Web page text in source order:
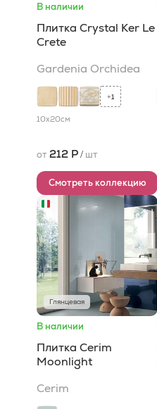
В наличии
Плитка Crystal Ker Le
Crete
Gardenia Orchidea
+1
10x20см
от 212 Р/ шт
Смотреть коллекцию
Глянцевая
В наличии
Плитка Cerim
Moonlight
Cerim